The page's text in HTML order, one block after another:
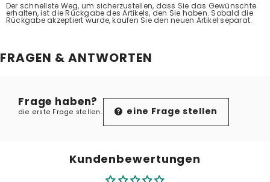
Der schnellste Weg, um sicherzustellen, dass Sie das Gewünschte
erhalten, ist die Rückgabe des Artikels, den Sie haben. Sobald die
Rückgabe akzeptiert wurde, kaufen Sie den neuen Artikel separat.
FRAGEN & ANTWORTEN
Frage haben?
die erste Frage stellen. eine Frage stellen
Kundenbewertungen